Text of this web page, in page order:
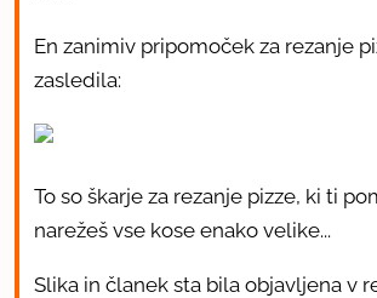
En zanimiv pripomoček za rezanje
zasledila:
To so škarje za rezanje pizze, ki ti
narežeš vse kose enako velike...
Slika in članek sta bila objavljena v